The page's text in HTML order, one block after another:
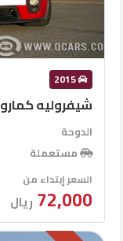
2015
شيفروليه كمارو
الدوحة
مستعملة
السعر إبتداء من
72,000 ريال